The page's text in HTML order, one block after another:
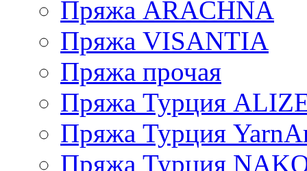
Пряжа ARACHNA
Пряжа VISANTIA
Пряжа прочая
Пряжа Турция
Пряжа Турция
Пряжа Турция